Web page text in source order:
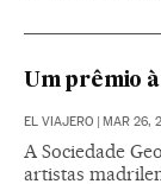
Um prêmio
EL VIAJERO MAR 26,
A Sociedade
artistas